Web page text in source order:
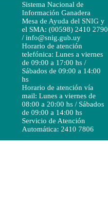
Sistema Nacional de
Información Ganadera
Mesa de Ayuda del SNIG y
el SMA: (00598) 2410 2790
/ info@snig.gub.uy
Horario de atención
telefónica: Lunes a viernes
de 09:00 a 17:00 hs /
Sábados de 09:00 a 14:00
hs
Horario de atención vía
mail: Lunes a viernes de
08:00 a 20:00 hs / Sábados
de 09:00 a 14:00 hs
Servicio de Atención
Automática: 2410 7806